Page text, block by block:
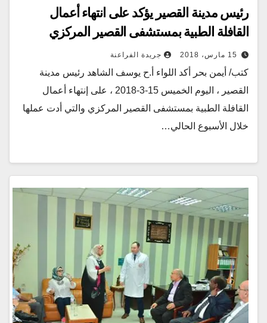
رئيس مدينة القصير يؤكد على انتهاء أعمال
القافلة الطبية بمستشفى القصير المركزي
15 مارس، 2018 جريدة الفراعنة
كتب/ أيمن بحر أكد اللواء أ.ح يوسف الشاهد رئيس مدينة
القصير ، اليوم الخميس 15-3-2018 ، على إنتهاء أعمال
القافلة الطبية بمستشفى القصير المركزي والتي أدت عملها
خلال الأسبوع الحالي…